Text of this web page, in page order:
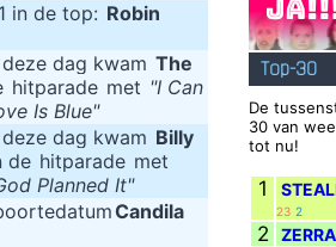
in me because I appreciate it so much.
~ Steven Tyler
in de top: Robin
dag kwam The
hitparade met "I Can
Is Blue"
dag kwam Billy
de hitparade met
Planned It"
Candila
Top-30
De
30 van
tot nu!
1
23 2
2